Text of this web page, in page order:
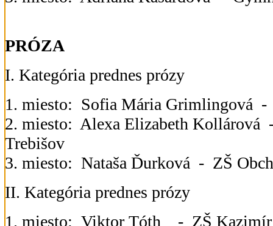
PRÓZA
I. Kategória prednes prózy
1. miesto: Sofia Mária Grimlingová
2. miesto: Alexa Elizabeth Kollárová
Trebišov
3. miesto: Nataša Ďurková - ZŠ
II. Kategória prednes prózy
1. miesto: Viktor Tóth - ZŠ Kazimír